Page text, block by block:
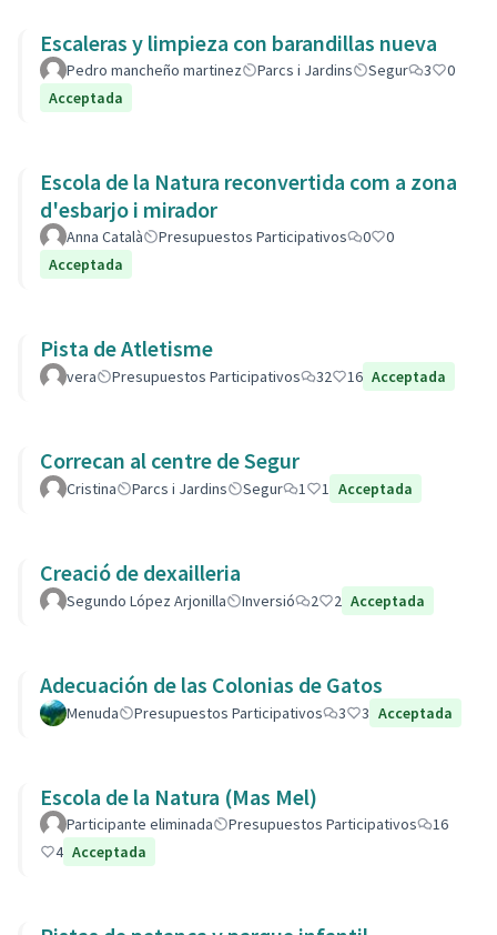
Escaleras y limpieza con barandillas nueva
Pedro mancheño martinez Parcs i Jardins Segur 3
0
Acceptada
Escola de la Natura reconvertida com a zona
d'esbarjo i mirador
Anna Català Presupuestos Participativos 0
0
Acceptada
Pista de Atletisme
vera Presupuestos Participativos 32 16 Acceptada
Correcan al centre de Segur
Cristina Parcs i Jardins Segur 1 1 Acceptada
Creació de dexailleria
Segundo López Arjonilla Inversió 2 2 Acceptada
Adecuación de las Colonias de Gatos
Menuda Presupuestos Participativos 3 3 Acceptada
Escola de la Natura (Mas Mel)
Participante eliminada Presupuestos Participativos
16
4 Acceptada